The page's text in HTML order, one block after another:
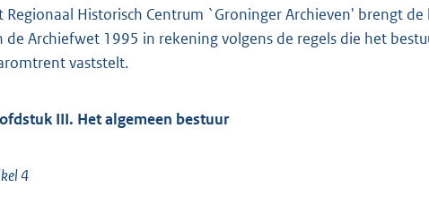
Regionaal Historisch Centrum `Groninger Archieven' brengt
de Archiefwet 1995 in rekening volgens de regels die het
vaststelt.
III. Het algemeen bestuur
4